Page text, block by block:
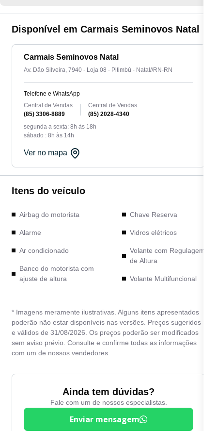
Disponível em Carmais Seminovos Natal
Carmais Seminovos Natal
Av. Dão Silveira, 7940 - Loja 08 - Pitimbú - Natal//RN-RN
Telefone e WhatsApp
Central de Vendas
(85) 3306-8889
Central de Vendas
(85) 2028-4340
segunda a sexta: 8h às 18h
sábado : 8h às 14h
Ver no mapa
Itens do veículo
Airbag do motorista
Alarme
Ar condicionado
Banco do motorista com
ajuste de altura
Chave Reserva
Vidros elétricos
Volante com Regulagem
de Altura
Volante Multifuncional
* Imagens meramente ilustrativas. Alguns itens apresentados
poderão não estar disponíveis nas versões. Preços sugeridos
e válidos de 31/08/2026. Os preços poderão ser modificados
sem aviso prévio. Consulte e confirme todas as informações
com um de nossos vendedores.
Ainda tem dúvidas?
Fale com um de nossos especialistas.
Enviar mensagem
Escolha a unidade:
Quero receber contato por:
E-mail
Ao informar meus dados, eu concordo com a